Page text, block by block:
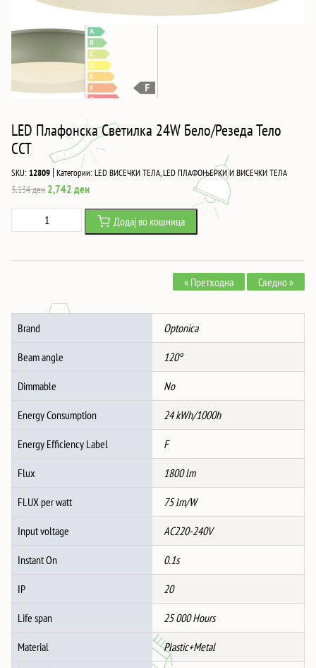
LED Плафонска Светилка 24W Бело/Резеда Тело
CCT
SKU:12809 | Категории:LED ВИСЕЧКИ ТЕЛА,LED ПЛАФОЊЕРКИ И ВИСЕЧКИ ТЕЛА
3,134ден Original
was:
3,134 ден.
2,742 денCurrent
2,742 ден.
Плафонска
Тело
CCT
количина
Додај во кошница
« Претходна Следно »
Brand Optonica
Beam angle 120º
Dimmable No
Energy Consumption 24 kWh/1000h
Energy Efficiency Label F
Flux 1800 lm
FLUX per watt 75 lm/W
Input voltage AC220-240V
Instant On 0.1s
IP 20
Life span 25 000 Hours
Material Plastic+Metal